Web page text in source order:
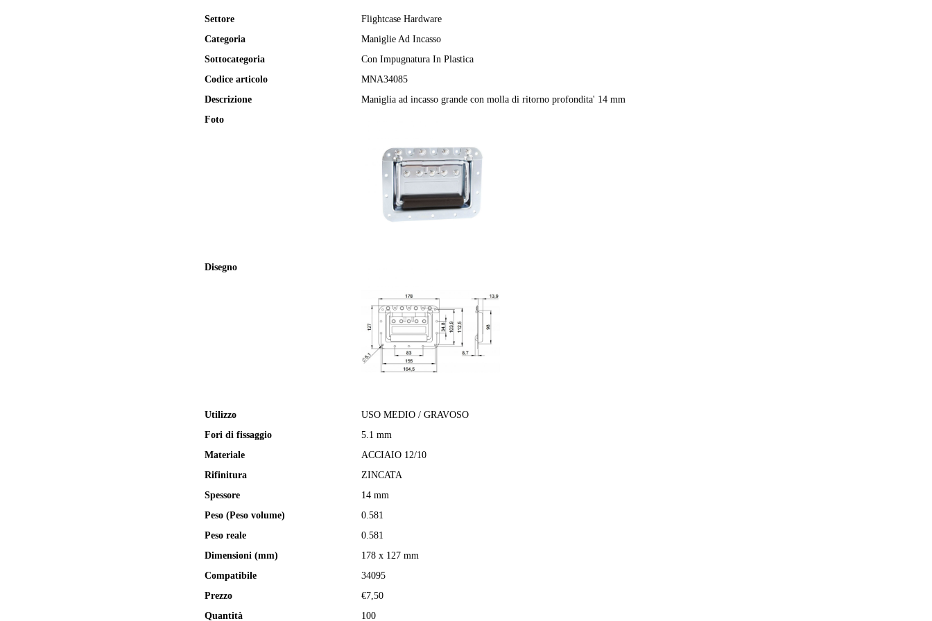
Settore
Flightcase Hardware
Categoria
Maniglie Ad Incasso
Sottocategoria
Con Impugnatura In Plastica
Codice articolo
MNA34085
Descrizione
Maniglia ad incasso grande con molla di ritorno profondita' 14 mm
Foto
Disegno
Utilizzo
USO MEDIO / GRAVOSO
Fori di fissaggio
5.1 mm
Materiale
ACCIAIO 12/10
Rifinitura
ZINCATA
Spessore
14 mm
Peso (Peso volume)
0.581
Peso reale
0.581
Dimensioni (mm)
178 x 127 mm
Compatibile
34095
Prezzo
€7,50
Quantità
100